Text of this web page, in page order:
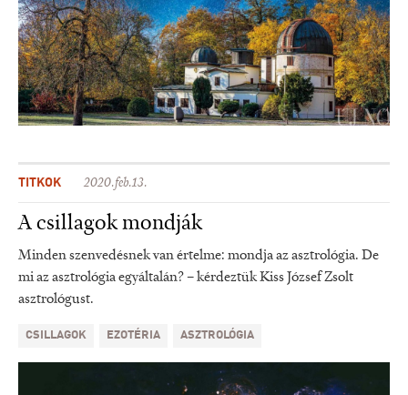
TITKOK 2020.feb.13.
A csillagok mondják
Minden szenvedésnek van értelme: mondja az asztrológia. De
mi az asztrológia egyáltalán? – kérdeztük Kiss József Zsolt
asztrológust.
CSILLAGOK EZOTÉRIA ASZTROLÓGIA